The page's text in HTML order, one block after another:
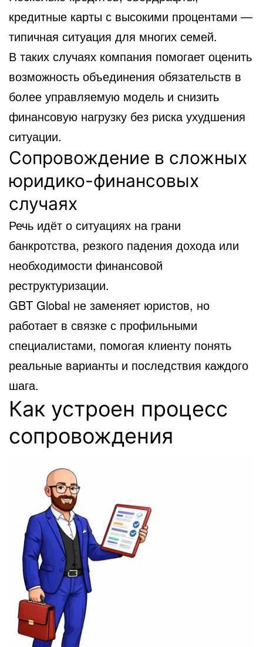
кредитные карты с высокими процентами —
типичная ситуация для многих семей.
В таких случаях компания помогает оценить
возможность объединения обязательств в
более управляемую модель и снизить
финансовую нагрузку без риска ухудшения
ситуации.
Сопровождение в сложных
юридико-финансовых
случаях
Речь идёт о ситуациях на грани
банкротства, резкого падения дохода или
необходимости финансовой
реструктуризации.
GBT Global не заменяет юристов, но
работает в связке с профильными
специалистами, помогая клиенту понять
реальные варианты и последствия каждого
шага.
Как устроен процесс
сопровождения